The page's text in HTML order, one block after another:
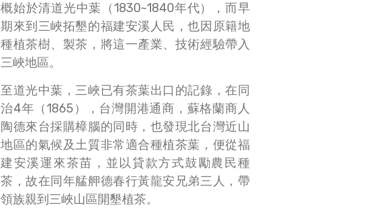
概始於清道光中葉（1830~1840年代），而早
期來到三峽拓墾的福建安溪人民，也因原籍地
種植茶樹、製茶，將這一產業、技術經驗帶入
三峽地區。
至道光中葉，三峽已有茶葉出口的記錄，在同
治4年（1865），台灣開港通商，蘇格蘭商人
陶德來台採購樟腦的同時，也發現北台灣近山
地區的氣候及土質非常適合種植茶葉，便從福
建安溪運來茶苗，並以貸款方式鼓勵農民種
茶，故在同年艋舺德春行黃龍安兄弟三人，帶
領族親到三峽山區開墾植茶。